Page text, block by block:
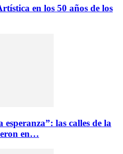
en los 50 años de los
las calles de la
en…